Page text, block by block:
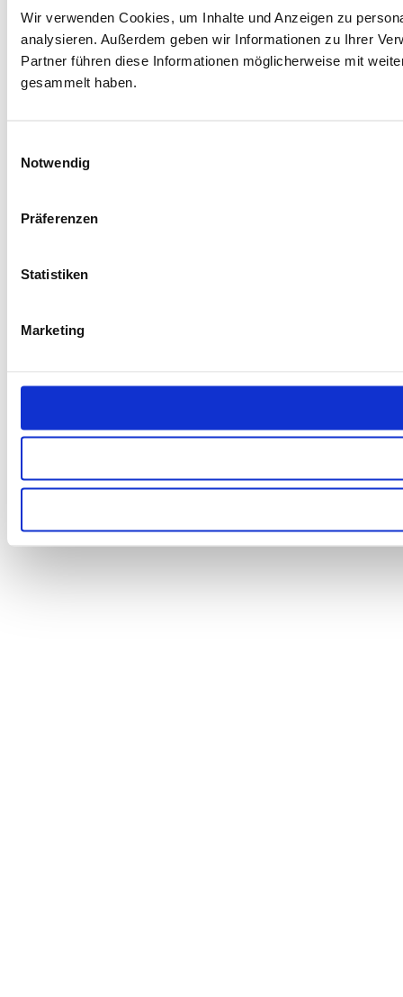
Wir verwenden Cookies, um Inhalte und Anzeigen zu
analysieren. Außerdem geben wir Informationen zu Ihrer
Partner führen diese Informationen möglicherweise mit
gesammelt haben.
Notwendig
Präferenzen
Statistiken
Marketing